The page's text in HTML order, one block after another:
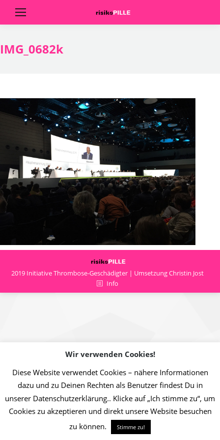
IMG_0682k
2019 Initiative Thrombose-Geschädigter | Umsetzung Christin Jost
Info
Wir verwenden Cookies!
Diese Website verwendet Cookies – nähere Informationen
dazu und zu Deinen Rechten als Benutzer findest Du in
unserer Datenschutzerklärung.. Klicke auf „Ich stimme zu“, um
Cookies zu akzeptieren und direkt unsere Website besuchen
zu können.
Stimme zu!